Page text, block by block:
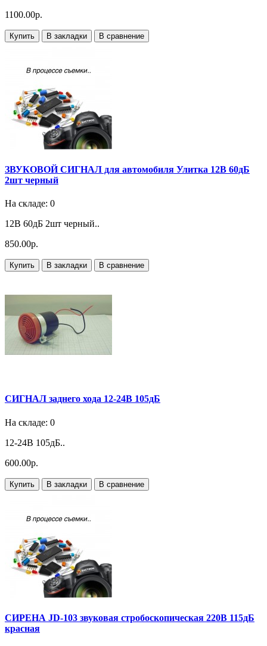
1100.00р.
Купить В закладки В сравнение
ЗВУКОВОЙ СИГНАЛ для автомобиля Улитка 12В 60дБ
2шт черный
На складе: 0
12В 60дБ 2шт черный..
850.00р.
Купить В закладки В сравнение
СИГНАЛ заднего хода 12-24В 105дБ
На складе: 0
12-24В 105дБ..
600.00р.
Купить В закладки В сравнение
СИРЕНА JD-103 звуковая стробоскопическая 220В 115дБ
красная